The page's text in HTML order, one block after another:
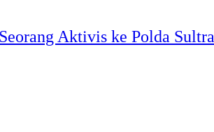
Aktivis ke Polda Sultra